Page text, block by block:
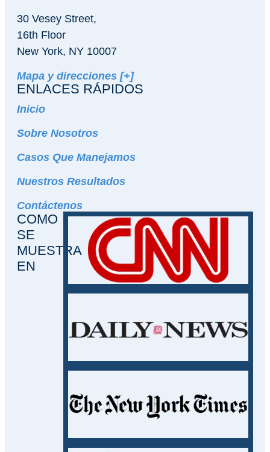
30 Vesey Street,
16th Floor
New York, NY 10007
Mapa y direcciones [+]
ENLACES RÁPIDOS
Inicio
Sobre Nosotros
Casos Que Manejamos
Nuestros Resultados
Contáctenos
COMO
SE
MUESTRA
EN